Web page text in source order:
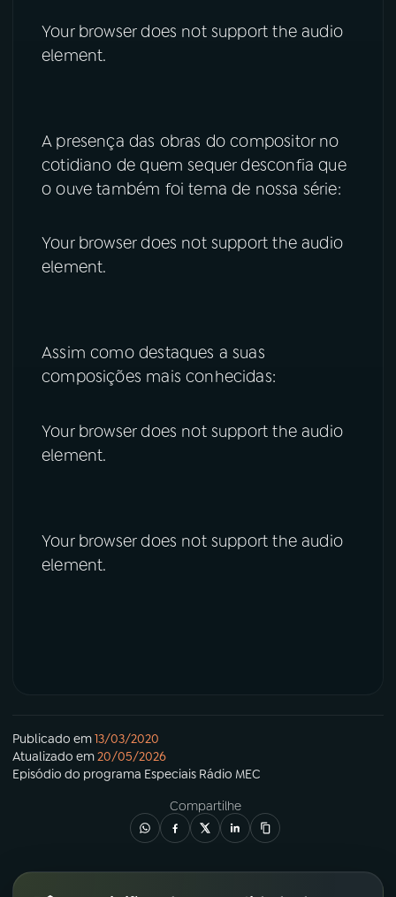
Your browser does not support the audio
element.
A presença das obras do compositor no
cotidiano de quem sequer desconfia que
o ouve também foi tema de nossa série:
Your browser does not support the audio
element.
Assim como destaques a suas
composições mais conhecidas:
Your browser does not support the audio
element.
Your browser does not support the audio
element.
Publicado em13/03/2020
Atualizado em20/05/2026
Episódio do programa Especiais Rádio MEC
Compartilhe